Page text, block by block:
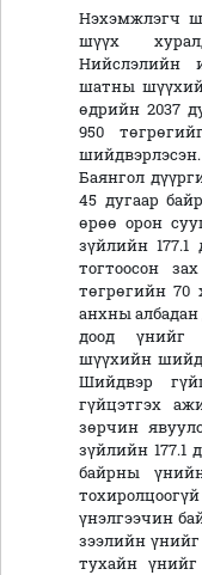
Нэхэмжлэгч
шүүх
Нийслэлийн
шатны
өдрийн 2037
950
Баянгол
45 дугаар
өрөө орон
зүйлийн 177.1
тогтоосон
төгрөгийн 70
анхны албадан
доод үнийг
шүүхийн
Шийдвэр
гүйцэтгэх
зөрчин
зүйлийн 177.1
байрны
үнэлгээчин
зээлийн үнийг
тухайн